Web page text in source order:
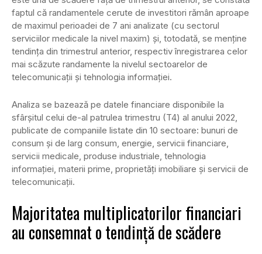
faptul că randamentele cerute de investitori rămân aproape
de maximul perioadei de 7 ani analizate (cu sectorul
serviciilor medicale la nivel maxim) și, totodată, se menține
tendința din trimestrul anterior, respectiv înregistrarea celor
mai scăzute randamente la nivelul sectoarelor de
telecomunicații și tehnologia informației.
Analiza se bazează pe datele financiare disponibile la
sfârșitul celui de-al patrulea trimestru (T4) al anului 2022,
publicate de companiile listate din 10 sectoare: bunuri de
consum și de larg consum, energie, servicii financiare,
servicii medicale, produse industriale, tehnologia
informației, materii prime, proprietăți imobiliare și servicii de
telecomunicații.
Majoritatea multiplicatorilor financiari
au consemnat o tendință de scădere